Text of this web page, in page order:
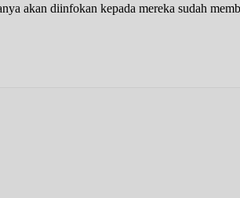
akan diinfokan kepada mereka sudah